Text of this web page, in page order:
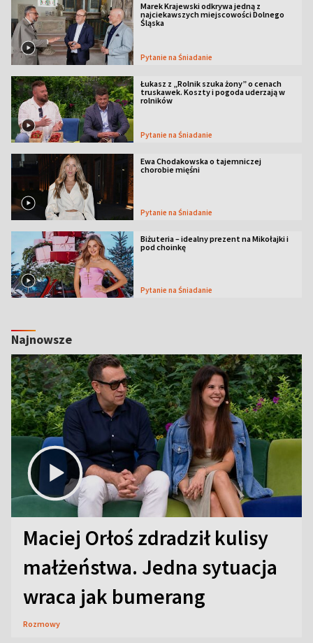
Marek Krajewski odkrywa jedną z
najciekawszych miejscowości Dolnego
Śląska
Pytanie na Śniadanie
Łukasz z „Rolnik szuka żony” o cenach
truskawek. Koszty i pogoda uderzają w
rolników
Pytanie na Śniadanie
Ewa Chodakowska o tajemniczej
chorobie mięśni
Pytanie na Śniadanie
Biżuteria – idealny prezent na Mikołajki i
pod choinkę
Pytanie na Śniadanie
Najnowsze
Maciej Orłoś zdradził kulisy
małżeństwa. Jedna sytuacja
wraca jak bumerang
Rozmowy